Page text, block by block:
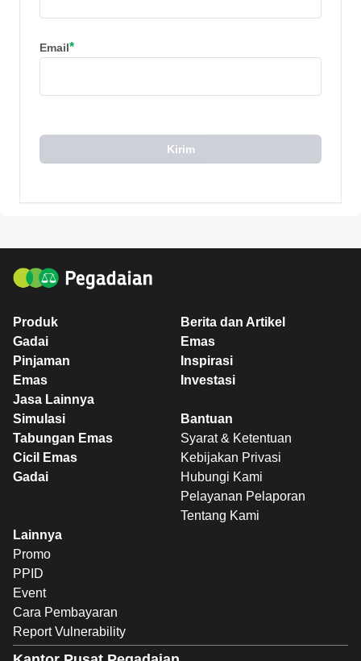
Email*
Kirim
Produk
Gadai
Pinjaman
Emas
Jasa Lainnya
Berita dan Artikel
Emas
Inspirasi
Investasi
Simulasi
Tabungan Emas
Cicil Emas
Gadai
Bantuan
Syarat & Ketentuan
Kebijakan Privasi
Hubungi Kami
Pelayanan Pelaporan
Tentang Kami
Lainnya
Promo
PPID
Event
Cara Pembayaran
Report Vulnerability